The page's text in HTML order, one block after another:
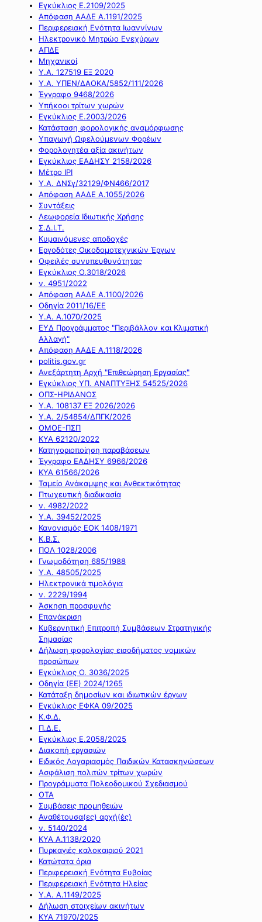
Εγκύκλιος Ε.2109/2025
Απόφαση ΑΑΔΕ Α.1191/2025
Περιφερειακή Ενότητα Ιωαννίνων
Ηλεκτρονικό Μητρώο Ενεχύρων
ΑΠΔΕ
Μηχανικοί
Υ.Α. 127519 ΕΞ 2020
Υ.Α. ΥΠΕΝ/ΔΑΟΚΑ/5852/111/2026
Έγγραφο 9468/2026
Υπήκοοι τρίτων χωρών
Εγκύκλιος Ε.2003/2026
Κατάσταση φορολογικής αναμόρφωσης
Υπαγωγή Ωφελούμενων Φορέων
Φορολογητέα αξία ακινήτων
Εγκύκλιος ΕΑΔΗΣΥ 2158/2026
Μέτρο IPI
Υ.Α. ΔΝΣγ/32129/ΦΝ466/2017
Απόφαση ΑΑΔΕ Α.1055/2026
Συντάξεις
Λεωφορεία Ιδιωτικής Χρήσης
Σ.Δ.Ι.Τ.
Κυμαινόμενες αποδοχές
Εργοδότες Οικοδομοτεχνικών Έργων
Οφειλές συνυπευθυνότητας
Εγκύκλιος Ο.3018/2026
ν. 4951/2022
Απόφαση ΑΑΔΕ Α.1100/2026
Οδηγία 2011/16/ΕΕ
Υ.Α. Α.1070/2025
ΕΥΔ Προγράμματος "Περιβάλλον και Κλιματική
Αλλαγή"
Απόφαση ΑΑΔΕ Α.1118/2026
politis.gov.gr
Ανεξάρτητη Αρχή "Επιθεώρηση Εργασίας"
Εγκύκλιος ΥΠ. ΑΝΑΠΤΥΞΗΣ 54525/2026
ΟΠΣ-ΗΡΙΔΑΝΟΣ
Υ.Α. 108137 ΕΞ 2026/2026
Υ.Α. 2/54854/ΔΠΓΚ/2026
ΟΜΟΕ-ΠΣΠ
ΚΥΑ 62120/2022
Κατηγοριοποίηση παραβάσεων
Έγγραφο ΕΑΔΗΣΥ 6966/2026
ΚΥΑ 61566/2026
Ταμείο Ανάκαμψης και Ανθεκτικότητας
Πτωχευτική διαδικασία
ν. 4982/2022
Υ.Α. 39452/2025
Κανονισμός ΕΟΚ 1408/1971
Κ.Β.Σ.
ΠΟΛ 1028/2006
Γνωμοδότηση 685/1988
Υ.Α. 48505/2025
Ηλεκτρονικά τιμολόγια
ν. 2229/1994
Άσκηση προσφυγής
Επανάκριση
Κυβερνητική Επιτροπή Συμβάσεων Στρατηγικής
Σημασίας
Δήλωση φορολογίας εισοδήματος νομικών
προσώπων
Εγκύκλιος Ο. 3036/2025
Οδηγία (ΕΕ) 2024/1265
Κατάταξη δημοσίων και ιδιωτικών έργων
Εγκύκλιος ΕΦΚΑ 09/2025
Κ.Φ.Δ.
Π.Δ.Ε.
Εγκύκλιος Ε.2058/2025
Διακοπή εργασιών
Ειδικός Λογαριασμός Παιδικών Κατασκηνώσεων
Ασφάλιση πολιτών τρίτων χωρών
Προγράμματα Πολεοδομικού Σχεδιασμού
ΟΤΑ
Συμβάσεις προμηθειών
Αναθέτουσα(ες) αρχή(ές)
ν. 5140/2024
ΚΥΑ Α.1138/2020
Πυρκαγιές καλοκαιριού 2021
Κατώτατα όρια
Περιφερειακή Ενότητα Ευβοίας
Περιφερειακή Ενότητα Ηλείας
Υ.Α. Α.1149/2025
Δήλωση στοιχείων ακινήτων
ΚΥΑ 71970/2025